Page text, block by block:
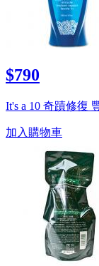
$790
It's a 10 奇蹟修復
加入購物車